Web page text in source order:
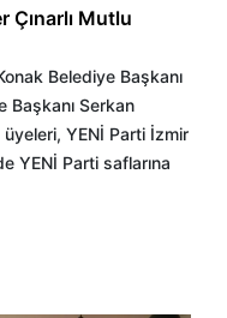
Çınarlı Mutlu
Belediye Başkanı
Başkanı Serkan
YENİ Parti İzmir
YENİ Parti saflarına